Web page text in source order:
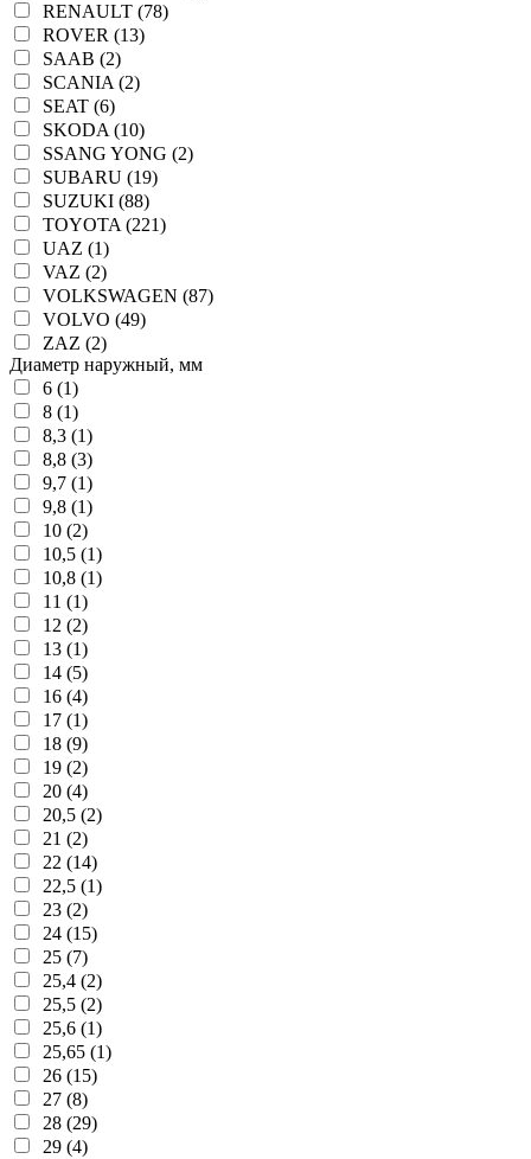
RENAULT (78)
ROVER (13)
SAAB (2)
SCANIA (2)
SEAT (6)
SKODA (10)
SSANG YONG (2)
SUBARU (19)
SUZUKI (88)
TOYOTA (221)
UAZ (1)
VAZ (2)
VOLKSWAGEN (87)
VOLVO (49)
ZAZ (2)
Диаметр наружный, мм
6 (1)
8 (1)
8,3 (1)
8,8 (3)
9,7 (1)
9,8 (1)
10 (2)
10,5 (1)
10,8 (1)
11 (1)
12 (2)
13 (1)
14 (5)
16 (4)
17 (1)
18 (9)
19 (2)
20 (4)
20,5 (2)
21 (2)
22 (14)
22,5 (1)
23 (2)
24 (15)
25 (7)
25,4 (2)
25,5 (2)
25,6 (1)
25,65 (1)
26 (15)
27 (8)
28 (29)
29 (4)